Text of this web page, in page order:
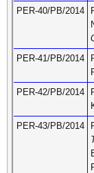
PER-40/PB/2014
PER-41/PB/2014
PER-42/PB/2014
PER-43/PB/2014